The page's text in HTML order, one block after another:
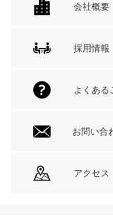
会社概要
採用情報
よくある
お問い合
アクセス